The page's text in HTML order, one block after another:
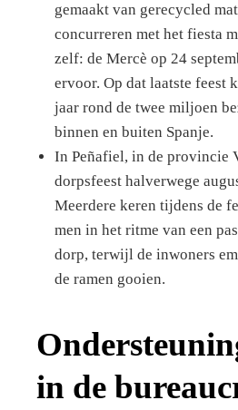
gemaakt van gerecycled
concurreren met het fiesta
zelf: de Mercè op 24
ervoor. Op dat laatste feest
jaar rond de twee miljoen
binnen en buiten Spanje.
In Peñafiel, in de provincie
dorpsfeest halverwege
Meerdere keren tijdens de
men in het ritme van een
dorp, terwijl de inwoners
de ramen gooien.
in de